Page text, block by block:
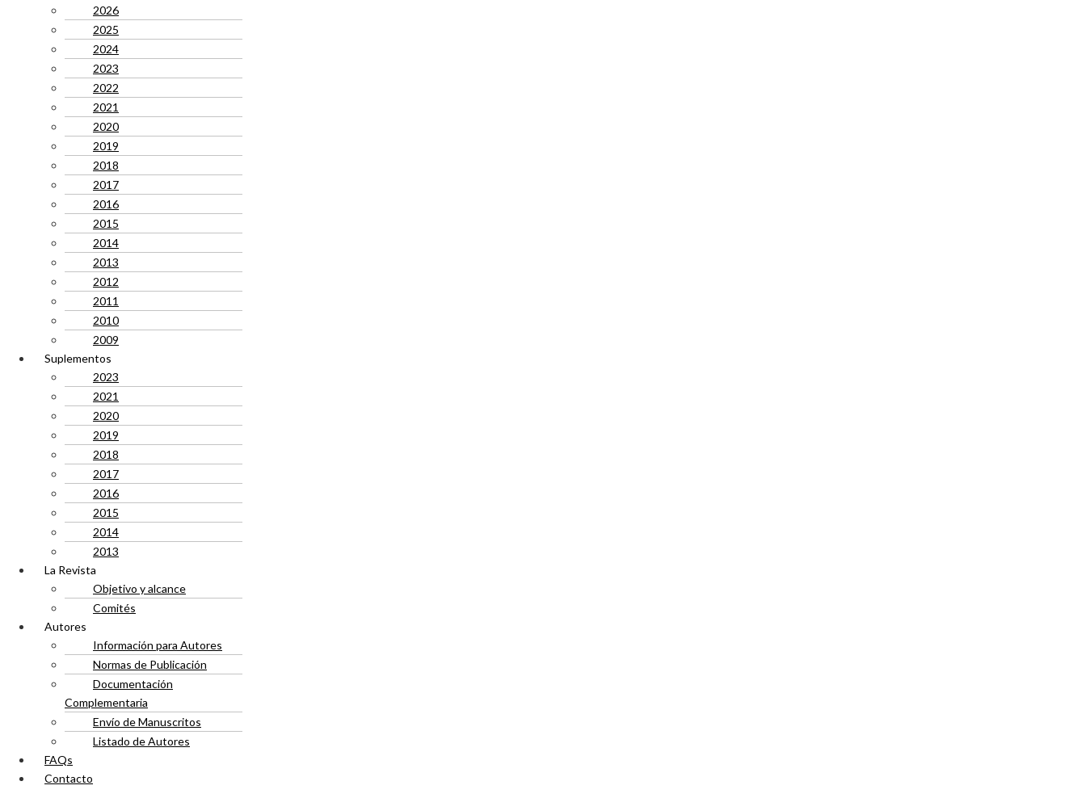
2026
2025
2024
2023
2022
2021
2020
2019
2018
2017
2016
2015
2014
2013
2012
2011
2010
2009
Suplementos
2023
2021
2020
2019
2018
2017
2016
2015
2014
2013
La Revista
Objetivo y alcance
Comités
Autores
Información para Autores
Normas de Publicación
Documentación
Complementaria
Envío de Manuscritos
Listado de Autores
FAQs
Contacto